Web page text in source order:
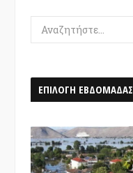
Search
for:
ΕΠΙΛΟΓΗ ΕΒΔΟΜΑΔΑΣ